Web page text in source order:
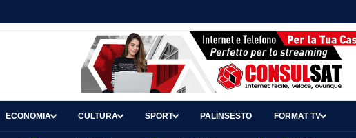
ECONOMIA CULTURA SPORT PALINSESTO FORMAT TV